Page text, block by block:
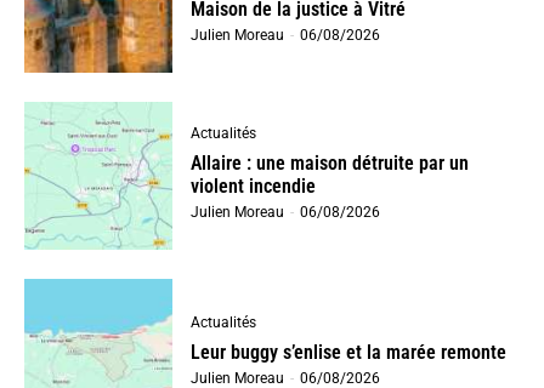
Maison de la justice à Vitré
Julien Moreau - 06/08/2026
Actualités
Allaire : une maison détruite par un
violent incendie
Julien Moreau - 06/08/2026
Actualités
Leur buggy s’enlise et la marée remonte
Julien Moreau - 06/08/2026